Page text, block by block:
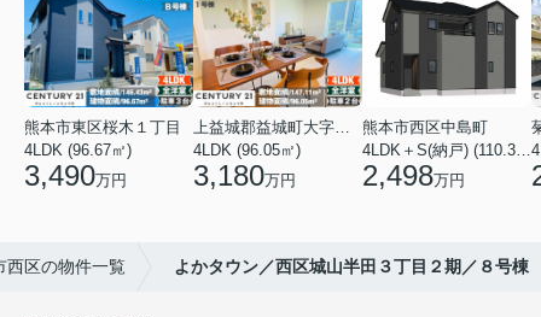
熊本市東区桜木１丁目
4LDK (96.67㎡)
3,490万円
上益城郡益城町大字広崎
4LDK (96.05㎡)
3,180万円
熊本市西区中島町
4LDK＋S(納戸) (110.37㎡)
2,498万円
西区の物件一覧 よかタウン／西区城山半田３丁目２期／８号棟